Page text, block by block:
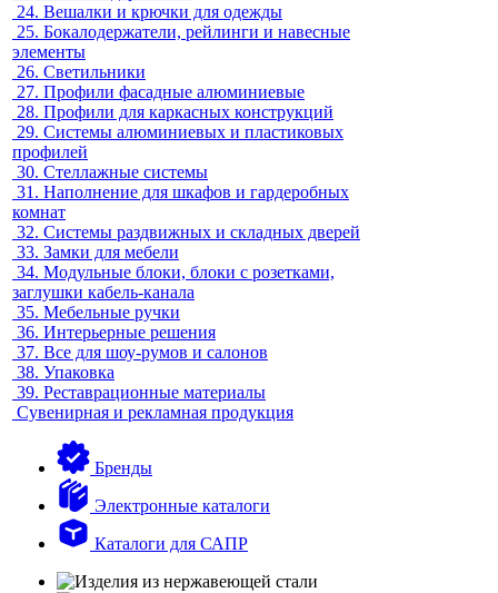
24. Вешалки и крючки для одежды
25. Бокалодержатели, рейлинги и навесные
элементы
26. Светильники
27. Профили фасадные алюминиевые
28. Профили для каркасных конструкций
29. Системы алюминиевых и пластиковых
профилей
30. Стеллажные системы
31. Наполнение для шкафов и гардеробных
комнат
32. Системы раздвижных и складных дверей
33. Замки для мебели
34. Модульные блоки, блоки с розетками,
заглушки кабель-канала
35. Мебельные ручки
36. Интерьерные решения
37. Все для шоу-румов и салонов
38. Упаковка
39. Реставрационные материалы
Сувенирная и рекламная продукция
Бренды
Электронные каталоги
Каталоги для САПР